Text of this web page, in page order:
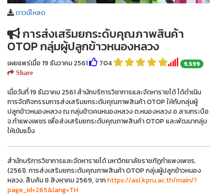
ดาวน์โหลด
การส่งเสริมยกระดับคุณภาพสินค้า
OTOP กลุ่มผู้ปลูกข้าวหนองหลวง
เผยแพร่เมื่อ 19 ธันวาคม 2561 704 9,599
Share
เมื่อวันที่ 19 ธันวาคม 2561 สำนักบริการวิชาการและจัดหารายได้ ได้ดำเนิน
การจัดกิจกรรมการส่งเสริมยกระดับคุณภาพสินค้า OTOP ให้กับกลุ่มผู้
ปลูกข้าวหนองหลวง ณ กลุ่มข้าวคนหนองหลวง ต.หนองหลวง อ.ลานกระบือ
จ.กำแพงเพชร เพื่อส่งเสริมยกระดับคุณภาพสินค้า OTOP และพัฒนากลุ่ม
ให้เข้มแข็ง
สำนักบริการวิชาการและจัดหารายได้ มหาวิทยาลัยราชภัฏกำแพงเพชร.
(2561). การส่งเสริมยกระดับคุณภาพสินค้า OTOP กลุ่มผู้ปลูกข้าวหนอง
หลวง. สืบค้น 8 สิงหาคม 2569, จากhttps://asl.kpru.ac.th/main/?
page_id=265&lang=TH